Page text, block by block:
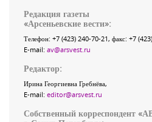
Редакция газеты
«Арсеньевские вести»:
Телефон: +7 (423) 240-70-21, факс: +7
E-mail: av@arsvest.ru
Редактор:
Ирина Георгиевна Гребнёва,
E-mail: editor@arsvest.ru
Собственный корреспондент